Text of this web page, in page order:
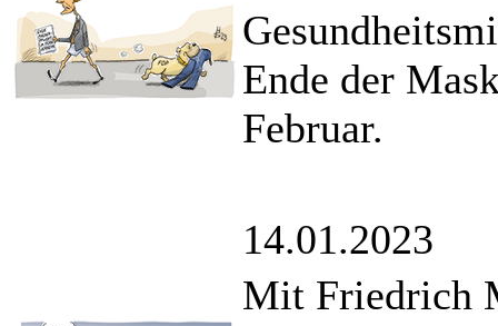
Ende der
Februar.
14.01.2023
Mit Friedrich